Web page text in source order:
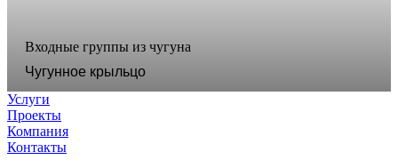
Входные группы из чугуна
Чугунное крыльцо
Услуги
Проекты
Компания
Контакты